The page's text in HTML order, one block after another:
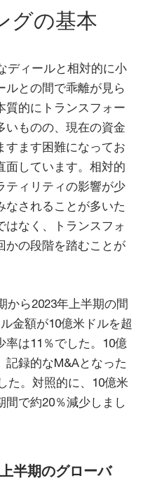
グの基本
ディールと相対的に小
ルとの間で乖離が見ら
質的にトランスフォー
いものの、現在の資金
すます困難になってお
面しています。相対的
ティリティの影響が少
なされることが多いた
はなく、トランスフォ
かの段階を踏むことが
から2023年上半期の間
金額が10億米ドルを超
率は11％でした。10億
記録的なM&Aとなった
た。対照的に、10億米
間で約20％減少しまし
半期のグローバ